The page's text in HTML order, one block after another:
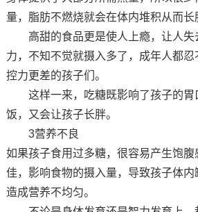
量，脂肪不燃烧就会在体内堆积从而长
高甜的食品更是使人上瘾，让人失
力，不知不觉就摄入多了，成年人都
控力更差的孩子们。
这样一来，吃糖既影响了孩子的
饭，又会让孩子长胖。
3营养不良
如果孩子食用过多糖，很容易产生饱
佳，影响食物的摄入量，导致孩子体内
造成营养不均匀。